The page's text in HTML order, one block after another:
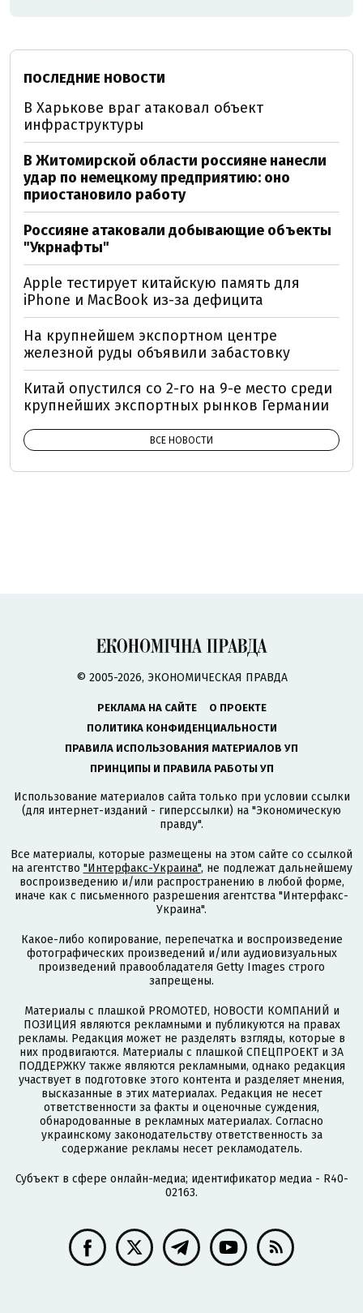
ПОСЛЕДНИЕ НОВОСТИ
В Харькове враг атаковал объект
инфраструктуры
В Житомирской области россияне нанесли
удар по немецкому предприятию: оно
приостановило работу
Россияне атаковали добывающие объекты
"Укрнафты"
Apple тестирует китайскую память для
iPhone и MacBook из-за дефицита
На крупнейшем экспортном центре
железной руды объявили забастовку
Китай опустился со 2-го на 9-е место среди
крупнейших экспортных рынков Германии
ВСЕ НОВОСТИ
© 2005-2026, ЭКОНОМИЧЕСКАЯ ПРАВДА
РЕКЛАМА НА САЙТЕ
О ПРОЕКТЕ
ПОЛИТИКА КОНФИДЕНЦИАЛЬНОСТИ
ПРАВИЛА ИСПОЛЬЗОВАНИЯ МАТЕРИАЛОВ УП
ПРИНЦИПЫ И ПРАВИЛА РАБОТЫ УП
Использование материалов сайта только при условии ссылки
(для интернет-изданий - гиперссылки) на "Экономическую
правду".
Все материалы, которые размещены на этом сайте со ссылкой
на агентство "Интерфакс-Украина", не подлежат дальнейшему
воспроизведению и/или распространению в любой форме,
иначе как с письменного разрешения агентства "Интерфакс-
Украина".
Какое-либо копирование, перепечатка и воспроизведение
фотографических произведений и/или аудиовизуальных
произведений правообладателя Getty Images строго
запрещены.
Материалы с плашкой PROMOTED, НОВОСТИ КОМПАНИЙ и
ПОЗИЦИЯ являются рекламными и публикуются на правах
рекламы. Редакция может не разделять взгляды, которые в
них продвигаются. Материалы с плашкой СПЕЦПРОЕКТ и ЗА
ПОДДЕРЖКУ также являются рекламными, однако редакция
участвует в подготовке этого контента и разделяет мнения,
высказанные в этих материалах. Редакция не несет
ответственности за факты и оценочные суждения,
обнародованные в рекламных материалах. Согласно
украинскому законодательству ответственность за
содержание рекламы несет рекламодатель.
Субъект в сфере онлайн-медиа; идентификатор медиа - R40-
02163.